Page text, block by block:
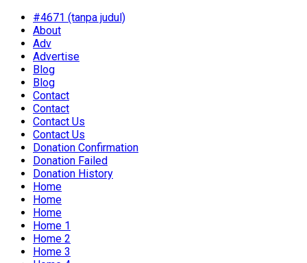
#4671 (tanpa judul)
About
Adv
Advertise
Blog
Blog
Contact
Contact
Contact Us
Contact Us
Donation Confirmation
Donation Failed
Donation History
Home
Home
Home
Home 1
Home 2
Home 3